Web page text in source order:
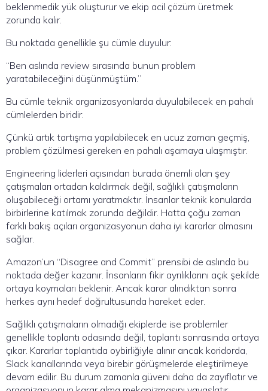
beklenmedik yük oluşturur ve ekip acil çözüm üretmek
zorunda kalır.
Bu noktada genellikle şu cümle duyulur:
“Ben aslında review sırasında bunun problem
yaratabileceğini düşünmüştüm.”
Bu cümle teknik organizasyonlarda duyulabilecek en pahalı
cümlelerden biridir.
Çünkü artık tartışma yapılabilecek en ucuz zaman geçmiş,
problem çözülmesi gereken en pahalı aşamaya ulaşmıştır.
Engineering liderleri açısından burada önemli olan şey
çatışmaları ortadan kaldırmak değil, sağlıklı çatışmaların
oluşabileceği ortamı yaratmaktır. İnsanlar teknik konularda
birbirlerine katılmak zorunda değildir. Hatta çoğu zaman
farklı bakış açıları organizasyonun daha iyi kararlar almasını
sağlar.
Amazon’un “Disagree and Commit” prensibi de aslında bu
noktada değer kazanır. İnsanların fikir ayrılıklarını açık şekilde
ortaya koymaları beklenir. Ancak karar alındıktan sonra
herkes aynı hedef doğrultusunda hareket eder.
Sağlıklı çatışmaların olmadığı ekiplerde ise problemler
genellikle toplantı odasında değil, toplantı sonrasında ortaya
çıkar. Kararlar toplantıda oybirliğiyle alınır ancak koridorda,
Slack kanallarında veya birebir görüşmelerde eleştirilmeye
devam edilir. Bu durum zamanla güveni daha da zayıflatır ve